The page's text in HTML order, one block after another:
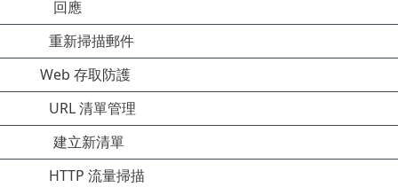
回應
重新掃描郵件
Web 存取防護
URL 清單管理
建立新清單
HTTP 流量掃描